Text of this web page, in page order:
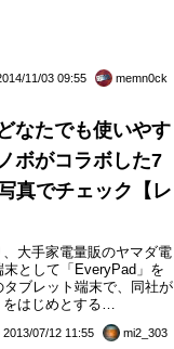
11/03 09:55 memn0ck
なたでも使いやす
ボがコラボした7
真でチェック【レ
大手家電量販のヤマダ電
として「EveryPad」を
ブレット端末で、同社が
はじめとする
ト「Yamada-Denki
ブレットで、レノボ・ジ
2013/07/12 11:55 mi2_303